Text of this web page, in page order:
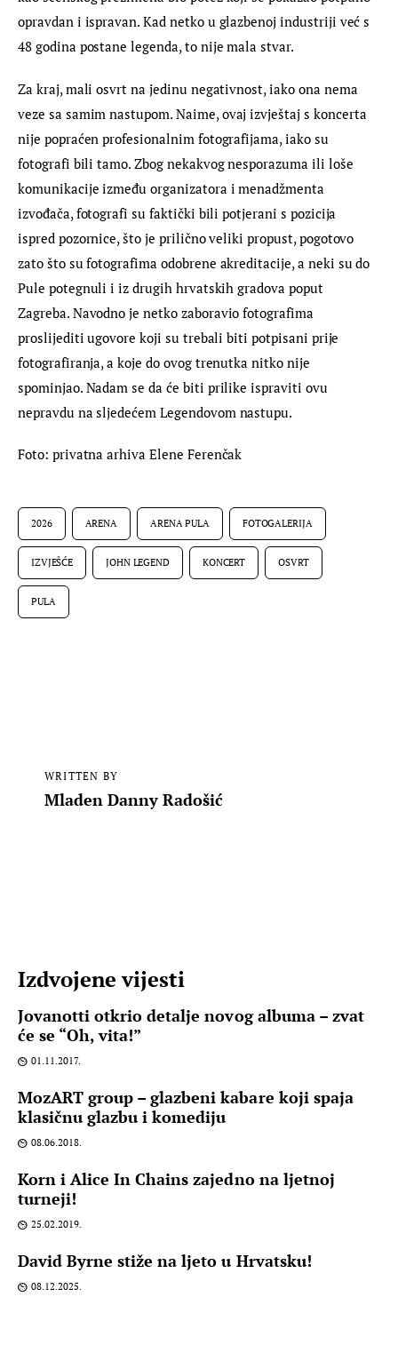
opravdan i ispravan. Kad netko u glazbenoj industriji već s
48 godina postane legenda, to nije mala stvar.
Za kraj, mali osvrt na jedinu negativnost, iako ona nema
veze sa samim nastupom. Naime, ovaj izvještaj s koncerta
nije popraćen profesionalnim fotografijama, iako su
fotografi bili tamo. Zbog nekakvog nesporazuma ili loše
komunikacije između organizatora i menadžmenta
izvođača, fotografi su faktički bili potjerani s pozicija
ispred pozornice, što je prilično veliki propust, pogotovo
zato što su fotografima odobrene akreditacije, a neki su do
Pule potegnuli i iz drugih hrvatskih gradova poput
Zagreba. Navodno je netko zaboravio fotografima
proslijediti ugovore koji su trebali biti potpisani prije
fotografiranja, a koje do ovog trenutka nitko nije
spominjao. Nadam se da će biti prilike ispraviti ovu
nepravdu na sljedećem Legendovom nastupu.
Foto: privatna arhiva Elene Ferenčak
2026 ARENA ARENA PULA FOTOGALERIJA
IZVJEŠĆE JOHN LEGEND KONCERT OSVRT
PULA
WRITTEN BY
Mladen Danny Radošić
Izdvojene vijesti
Jovanotti otkrio detalje novog albuma – zvat
će se “Oh, vita!”
01.11.2017.
MozART group – glazbeni kabare koji spaja
klasičnu glazbu i komediju
08.06.2018.
Korn i Alice In Chains zajedno na ljetnoj
turneji!
25.02.2019.
David Byrne stiže na ljeto u Hrvatsku!
08.12.2025.